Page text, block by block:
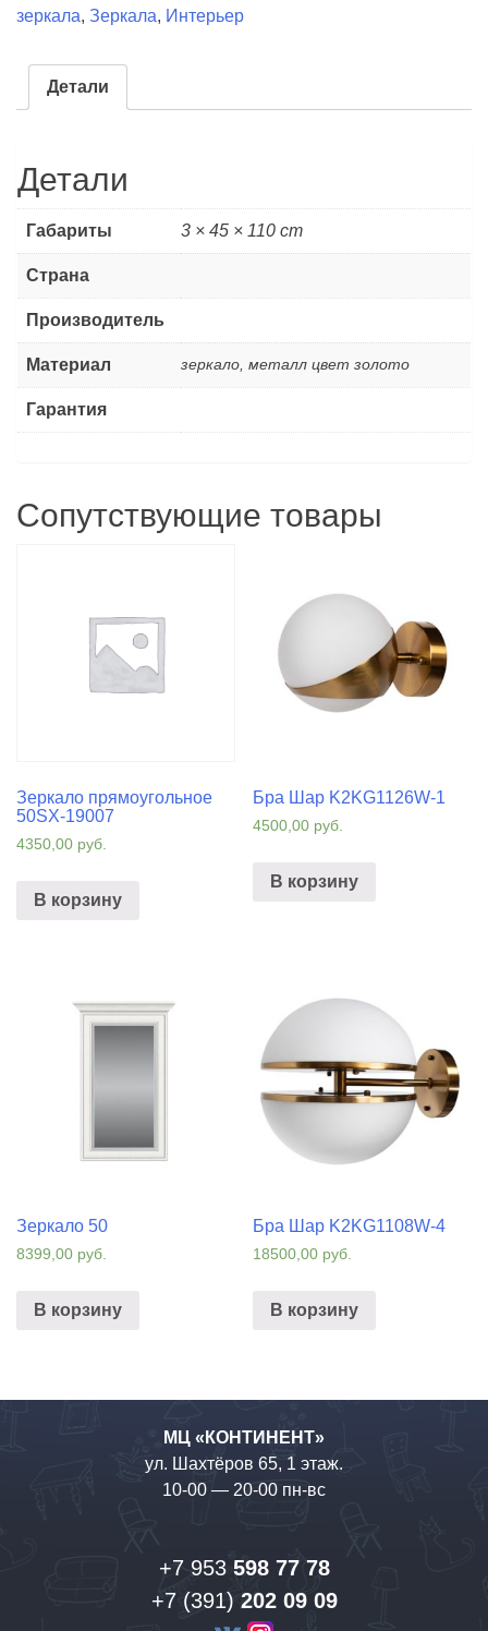
ОА-6385
зеркала, Зеркала, Интерьер
Детали
Детали
Габариты 3 × 45 × 110 cm
Страна
Производитель
Материал зеркало, металл цвет золото
Гарантия
Сопутствующие товары
Зеркало прямоугольное
50SX-19007
4350,00 руб.
В корзину
Бра Шар K2KG1126W-1
4500,00 руб.
В корзину
Зеркало 50
8399,00 руб.
В корзину
Бра Шар K2KG1108W-4
18500,00 руб.
В корзину
МЦ «КОНТИНЕНТ»
ул. Шахтёров 65, 1 этаж.
10-00 — 20-00 пн-вс
+7 953 598 77 78
+7 (391) 202 09 09